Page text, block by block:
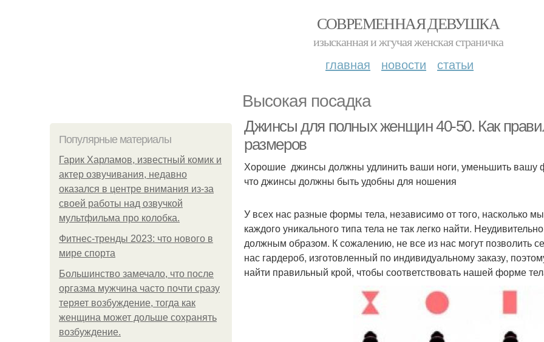
СОВРЕМЕННАЯ ДЕВУШКА
изысканная и жгучая женская страничка
главная новости статьи
Высокая посадка
Популярные материалы
Гарик Харламов, известный комик и
актер озвучивания, недавно
оказался в центре внимания из-за
своей работы над озвучкой
мультфильма про колобка.
Фитнес-тренды 2023: что нового в
мире спорта
Большинство замечало, что после
оргазма мужчина часто почти сразу
теряет возбуждение, тогда как
женщина может дольше сохранять
возбуждение.
Джинсы для полных женщин 40-50. Как
размеров
Хорошие джинсы должны удлинить ваши ноги, уменьшить вашу
что джинсы должны быть удобны для ношения
У всех нас разные формы тела, независимо от того, насколько
каждого уникального типа тела не так легко найти.
должным образом. К сожалению, не все из нас могут позволить
нас гардероб, изготовленный по индивидуальному заказу,
найти правильный крой, чтобы соответствовать нашей форме